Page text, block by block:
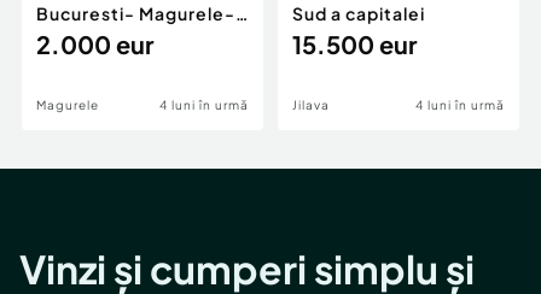
Bucuresti- Magurele-
planul 2.
2.000 eur
Magurele 4 luni în urmă
Sud a capitalei
15.500 eur
Jilava 4 luni în urmă
Vinzi și cumperi simplu și